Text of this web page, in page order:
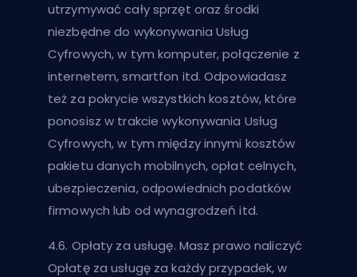
utrzymywać cały sprzęt oraz środki
niezbędne do wykonywania Usług
Cyfrowych, w tym komputer, połączenie z
internetem, smartfon itd. Odpowiadasz
też za pokrycie wszystkich kosztów, które
ponosisz w trakcie wykonywania Usług
Cyfrowych, w tym między innymi kosztów
pakietu danych mobilnych, opłat celnych,
ubezpieczenia, odpowiednich podatków
firmowych lub od wynagrodzeń itd.
4.6. Opłaty za usługę. Masz prawo naliczyć
Opłatę za usługę za każdy przypadek, w